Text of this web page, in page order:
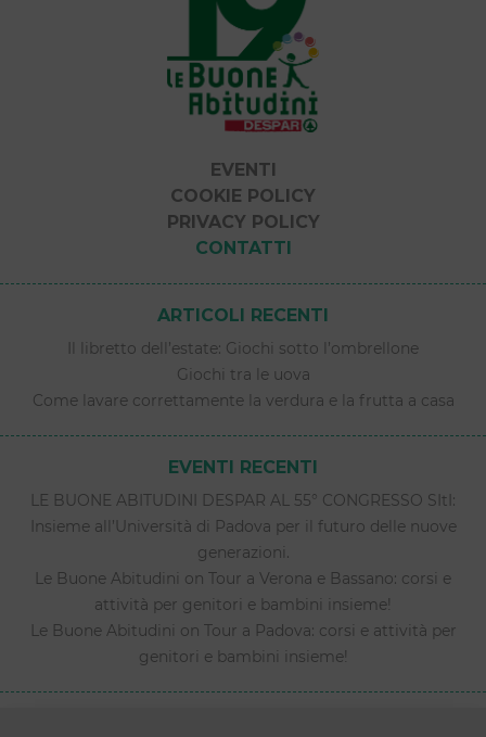
EVENTI
COOKIE POLICY
PRIVACY POLICY
CONTATTI
ARTICOLI RECENTI
Il libretto dell’estate: Giochi sotto l’ombrellone
Giochi tra le uova
Come lavare correttamente la verdura e la frutta a casa
EVENTI RECENTI
LE BUONE ABITUDINI DESPAR AL 55° CONGRESSO SItI:
Insieme all’Università di Padova per il futuro delle nuove
generazioni.
Le Buone Abitudini on Tour a Verona e Bassano: corsi e
attività per genitori e bambini insieme!
Le Buone Abitudini on Tour a Padova: corsi e attività per
genitori e bambini insieme!